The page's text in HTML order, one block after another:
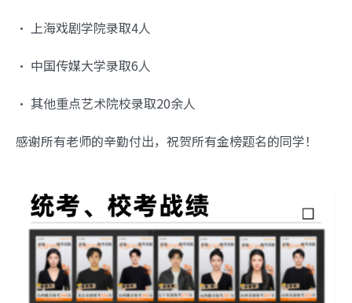
• 上海戏剧学院录取4人
• 中国传媒大学录取6人
• 其他重点艺术院校录取20余人
感谢所有老师的辛勤付出，祝贺所有金榜题名的同学！